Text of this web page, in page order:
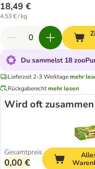
18,49 €
4,53 € / kg
Du sammelst 18
Lieferzeit 2-3 Werktagemehr
Rückgaberechtmehr lesen
Wird oft
Gesamtpreis
0,00 €